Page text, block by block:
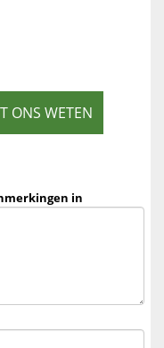
ONS WETEN
in